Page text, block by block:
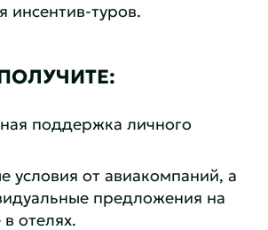
инсентив-туров.
поддержка личного
условия от авиакомпаний, а
предложения на
отелях.